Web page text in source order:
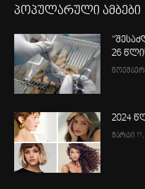
პოპულარული ამბები
26
2024
მარტი 11,